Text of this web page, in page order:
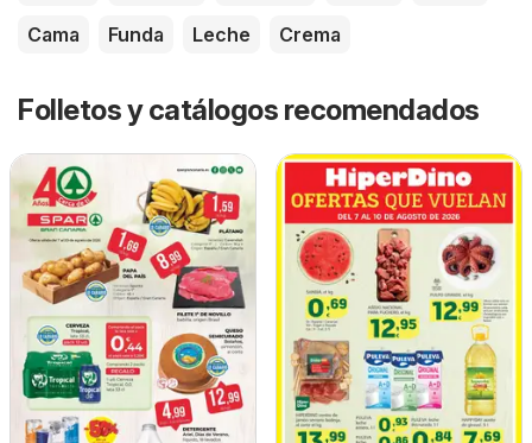
Cama
Funda Leche Crema
Folletos y catálogos recomendados